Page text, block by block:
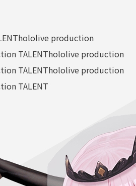
hololive production
TALENThololive production
TALENThololive production
TALENT